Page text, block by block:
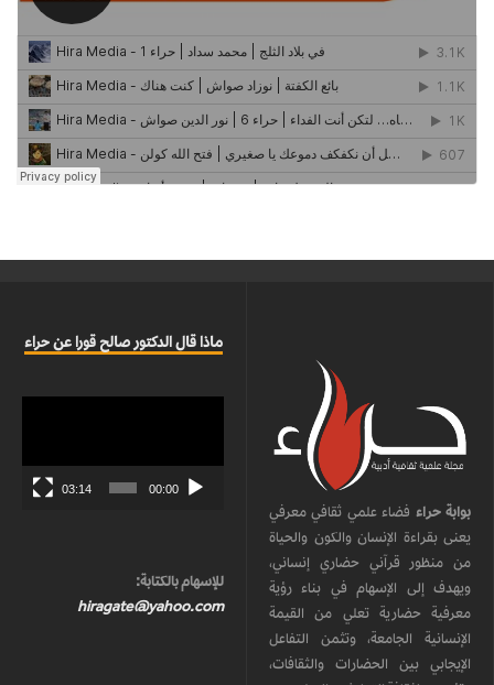
بوابة حراء فضاء علمي ثقافي معرفي
يعنى بقراءة الإنسان والكون والحياة
من منظور قرآني حضاري إنساني،
ويهدف إلى الإسهام في بناء رؤية
معرفية حضارية تعلي من القيمة
الإنسانية الجامعة، وتثمن التفاعل
الإيجابي بين الحضارات والثقافات،
ماذا قال الدكتور صالح قورا عن حراء
00:00
03:14
للإسهام بالكتابة:
hiragate@yahoo.com